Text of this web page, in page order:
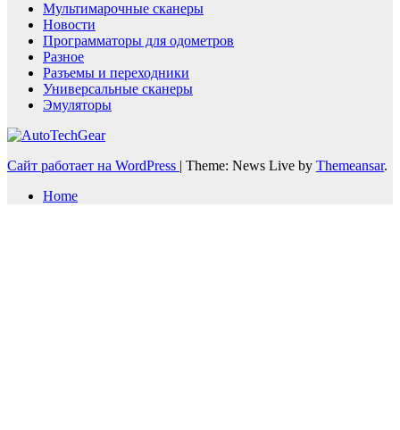
Мультимарочные сканеры
Новости
Программаторы для одометров
Разное
Разъемы и переходники
Универсальные сканеры
Эмуляторы
Сайт работает на WordPress | Theme: News Live by Themeansar.
Home